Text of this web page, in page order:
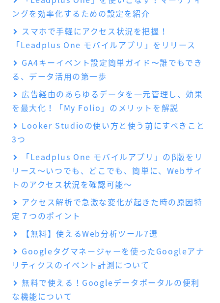
ングを効率化するための設定を紹介
スマホで手軽にアクセス状況を把握！
「Leadplus One モバイルアプリ」をリリース
GA4キーイベント設定簡単ガイド〜誰でもでき
る、データ活用の第一歩
広告経由のあらゆるデータを一元管理し、効果
を最大化！「My Folio」のメリットを解説
Looker Studioの使い方と使う前にすべきこと
3つ
「Leadplus One モバイルアプリ」のβ版をリ
リース～いつでも、どこでも、簡単に、Webサイ
トのアクセス状況を確認可能～
アクセス解析で急激な変化が起きた時の原因特
定７つのポイント
【無料】使えるWeb分析ツール7選
Googleタグマネージャーを使ったGoogleアナ
リティクスのイベント計測について
無料で使える！Googleデータポータルの便利
な機能について